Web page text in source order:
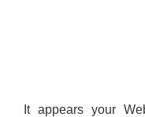
It appears your